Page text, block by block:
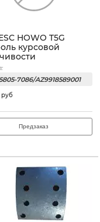
HOWO T5G
курсовой
7086/AZ9918589001
руб
Предзаказ